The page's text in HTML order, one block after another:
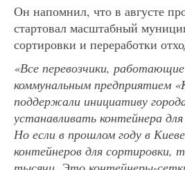
Он напомнил, что в августе
стартовал масштабный
сортировки и переработки
«Все перевозчики,
коммунальным предприятием
поддержали инициативу
устанавливать контейнера для
Но если в прошлом году в
контейнеров для сортировки,